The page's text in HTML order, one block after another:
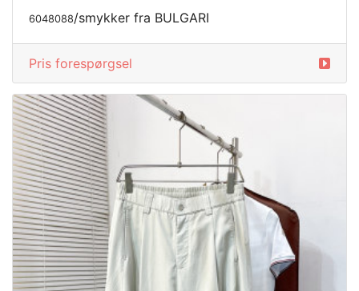
6048088/smykker fra BULGARI
Pris forespørgsel